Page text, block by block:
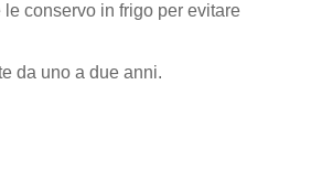
conservo in frigo per evitare
da uno a due anni.